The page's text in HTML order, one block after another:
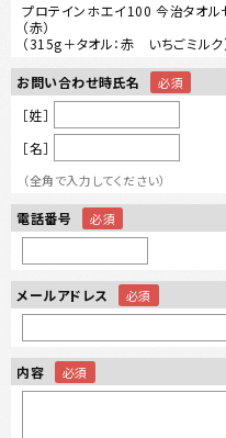
プロテインホエイ100 今治タオル
（赤）
（315g＋タオル：赤 いちごミルク
お問い合わせ時氏名
［姓］
［名］
（全角で入力してください）
電話番号
メールアドレス
内容